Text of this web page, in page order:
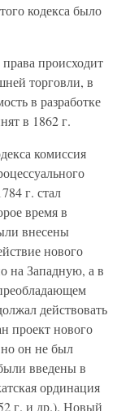
кодекса было
происходит
торговли, в
в разработке
в 1862 г.
комиссия
г. стал
время в
внесены
нового
на Западную, а в
действовать
проект нового
но он не был
введены в
ординация
г. и др.). Новый